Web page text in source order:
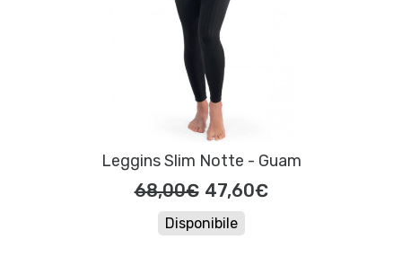
Leggins Slim Notte - Guam
68,00€ 47,60€
Disponibile